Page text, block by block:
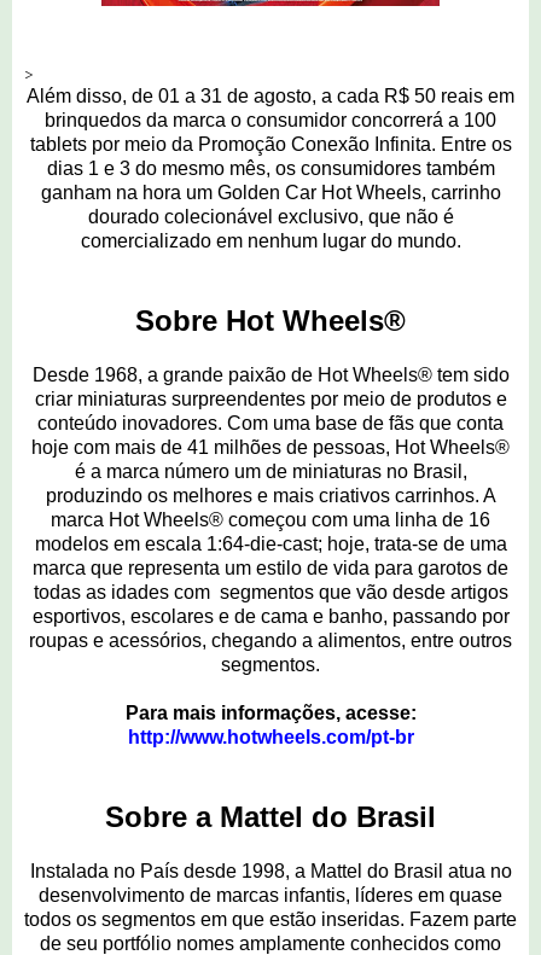
>
Além disso, de 01 a 31 de agosto, a cada R$ 50 reais em
brinquedos da marca o consumidor concorrerá a 100
tablets por meio da Promoção Conexão Infinita. Entre os
dias 1 e 3 do mesmo mês, os consumidores também
ganham na hora um Golden Car Hot Wheels, carrinho
dourado colecionável exclusivo, que não é
comercializado em nenhum lugar do mundo.
Sobre Hot Wheels®
Desde 1968, a grande paixão de Hot Wheels® tem sido
criar miniaturas surpreendentes por meio de produtos e
conteúdo inovadores. Com uma base de fãs que conta
hoje com mais de 41 milhões de pessoas, Hot Wheels®
é a marca número um de miniaturas no Brasil,
produzindo os melhores e mais criativos carrinhos. A
marca Hot Wheels® começou com uma linha de 16
modelos em escala 1:64-die-cast; hoje, trata-se de uma
marca que representa um estilo de vida para garotos de
todas as idades com segmentos que vão desde artigos
esportivos, escolares e de cama e banho, passando por
roupas e acessórios, chegando a alimentos, entre outros
segmentos.
Para mais informações, acesse:
http://www.hotwheels.com/pt-br
Sobre a Mattel do Brasil
Instalada no País desde 1998, a Mattel do Brasil atua no
desenvolvimento de marcas infantis, líderes em quase
todos os segmentos em que estão inseridas. Fazem parte
de seu portfólio nomes amplamente conhecidos como